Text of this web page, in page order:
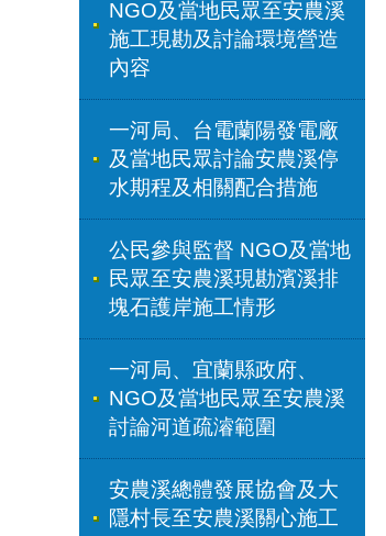
NGO及當地民眾至安農溪
施工現勘及討論環境營造
內容
一河局、台電蘭陽發電廠
及當地民眾討論安農溪停
水期程及相關配合措施
公民參與監督 NGO及當地
民眾至安農溪現勘濱溪排
塊石護岸施工情形
一河局、宜蘭縣政府、
NGO及當地民眾至安農溪
討論河道疏濬範圍
安農溪總體發展協會及大
隱村長至安農溪關心施工